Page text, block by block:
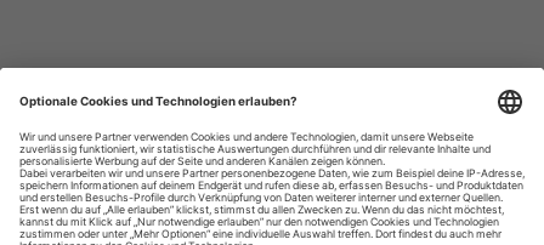
Datenschutzhinweise
Impressum
Privatsphäre-Einstellungen